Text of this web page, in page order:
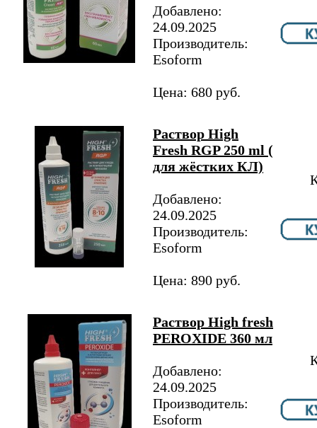
Добавлено:
24.09.2025
Производитель:
Esoform
Цена: 680 руб.
Раствор High
Fresh RGP 250 ml (
для жёстких КЛ)
Добавлено:
24.09.2025
Производитель:
Esoform
Цена: 890 руб.
Раствор High fresh
PEROXIDE 360 мл
Добавлено:
24.09.2025
Производитель:
Esoform